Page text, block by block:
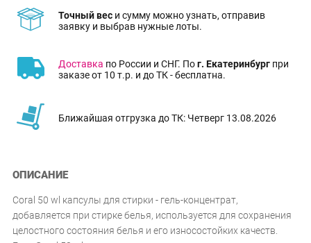
Точный вес и сумму можно узнать, отправив
заявку и выбрав нужные лоты.
Доставка по России и СНГ. Пог. Екатеринбург при
заказе от 10 т.р. и до ТК - бесплатна.
Ближайшая отгрузка до ТК: Четверг 13.08.2026
ОПИСАНИЕ
Coral 50 wl капсулы для стирки - гель-концентрат,
добавляется при стирке белья, используется для сохранения
целостного состояния белья и его износостойких качеств.